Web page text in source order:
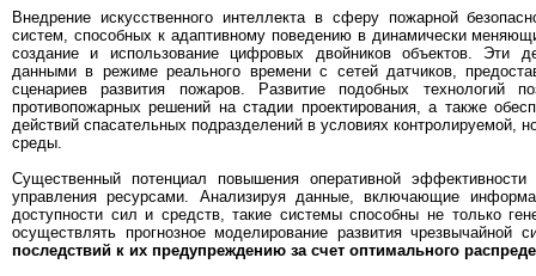
Внедрение искусственного интеллекта в сферу пожарной
систем, способных к адаптивному поведению в динамически
создание и использование цифровых двойников объектов. Эти
данными в режиме реального времени с сетей датчиков,
сценариев развития пожаров. Развитие подобных технологий
противопожарных решений на стадии проектирования, а также
действий спасательных подразделений в условиях контролируемой,
среды.
Существенный потенциал повышения оперативной
управления ресурсами. Анализируя данные, включающие
доступности сил и средств, такие системы способны не только
осуществлять прогнозное моделирование развития чрезвычайной
последствий к их предупреждению за счет оптимального